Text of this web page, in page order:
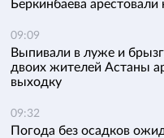
Беркинбаева арестовали
09:09
Выпивали в луже и
двоих жителей Астаны
выходку
09:32
Погода без осадков